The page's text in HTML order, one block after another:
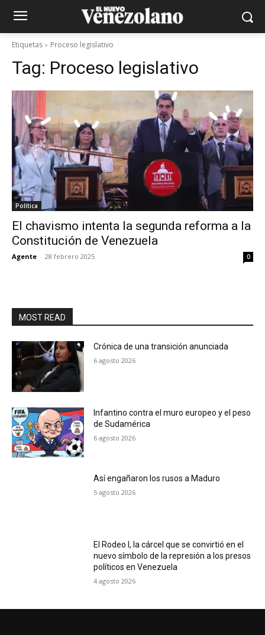
Etiquetas Proceso legislativo
Tag: Proceso legislativo
Política
El chavismo intenta la segunda reforma a la
Constitución de Venezuela
Agente - 28 febrero 2025 0
MOST READ
Crónica de una transición anunciada
6 agosto 2026
Infantino contra el muro europeo y el peso
de Sudamérica
6 agosto 2026
Así engañaron los rusos a Maduro
5 agosto 2026
El Rodeo I, la cárcel que se convirtió en el
nuevo símbolo de la represión a los presos
políticos en Venezuela
4 agosto 2026